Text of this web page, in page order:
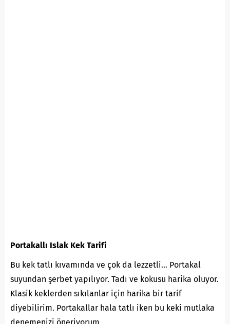
Portakallı Islak Kek Tarifi
Bu kek tatlı kıvamında ve çok da lezzetli… Portakal
suyundan şerbet yapılıyor. Tadı ve kokusu harika oluyor.
Klasik keklerden sıkılanlar için harika bir tarif
diyebilirim. Portakallar hala tatlı iken bu keki mutlaka